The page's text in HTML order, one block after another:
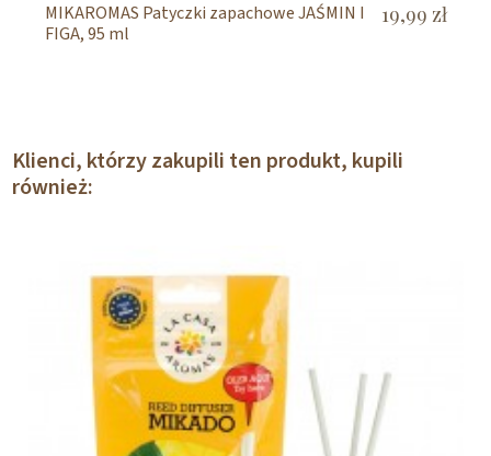
MIKAROMAS Patyczki zapachowe JAŚMIN I
FIGA, 95 ml
19,99 zł
Klienci, którzy zakupili ten produkt, kupili
również: